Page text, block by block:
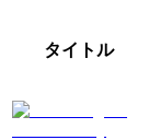
タイトル